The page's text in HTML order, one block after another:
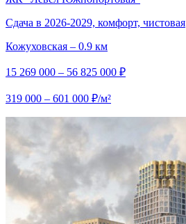
Сдача в 2026-2029, комфорт, чистовая
Кожуховская – 0.9 км
15 269 000 – 56 825 000 ₽
319 000 – 601 000 ₽/м²